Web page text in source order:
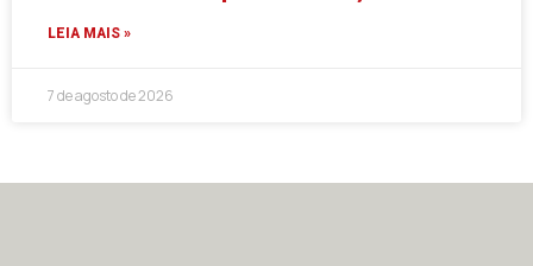
LEIA MAIS »
7 de agosto de 2026